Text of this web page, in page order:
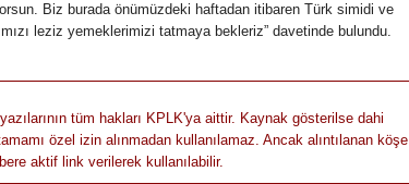
Biz burada önümüzdeki haftadan itibaren Türk simidi ve
leziz yemeklerimizi tatmaya bekleriz” davetinde bulundu.
tüm hakları KPLK'ya aittir. Kaynak gösterilse dahi
özel izin alınmadan kullanılamaz. Ancak alıntılanan köşe
aktif link verilerek kullanılabilir.